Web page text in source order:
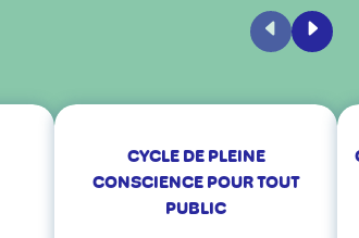
Précédent
CYCLE DE PLEINE
CONSCIENCE POUR TOUT
PUBLIC